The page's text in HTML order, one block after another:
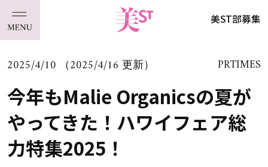
美ST部募集
2025/4/10 （2025/4/16 更新） PRTIMES
今年もMalie Organicsの夏が
やってきた！ハワイフェア総
力特集2025！